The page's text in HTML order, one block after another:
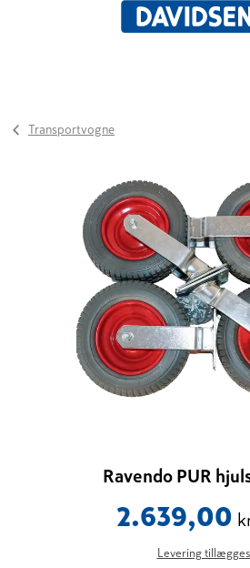
Transportvogne
Ravendo PUR
2.639,00
Levering tillægges